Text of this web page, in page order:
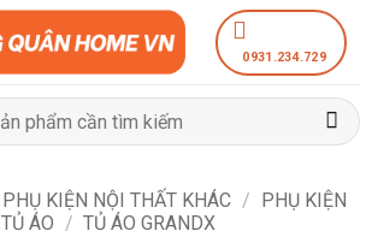
0931.234.729
PHỤ KIỆN NỘI THẤT KHÁC / PHỤ KIỆN
TỦ ÁO / TỦ ÁO GRANDX